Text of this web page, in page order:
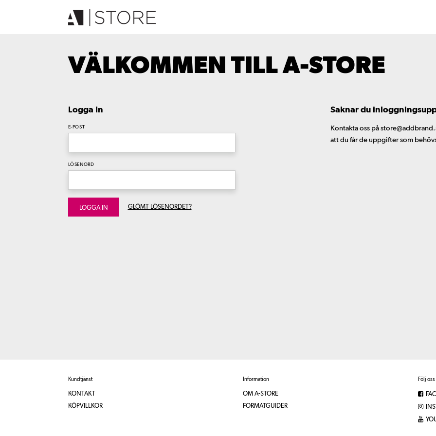
VÄLKOMMEN TILL A-STORE
Logga In
E-POST
LÖSENORD
LOGGA IN GLÖMT LÖSENORDET?
Saknar du
Kontakta oss på
att du får de uppgifter som
Kundtjänst
KONTAKT
KÖPVILLKOR
Information
OM A-STORE
FORMATGUIDER
Följ oss